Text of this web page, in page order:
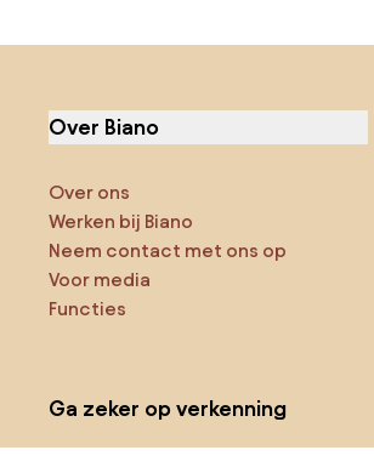
Over Biano
Over ons
Werken bij Biano
Neem contact met ons op
Voor media
Functies
Ga zeker op verkenning